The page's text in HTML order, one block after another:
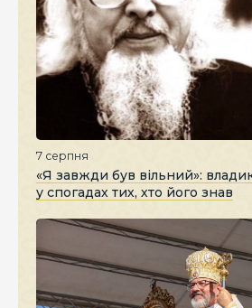
7 серпня
«Я завжди був вільний»:
у спогадах тих, хто його знав